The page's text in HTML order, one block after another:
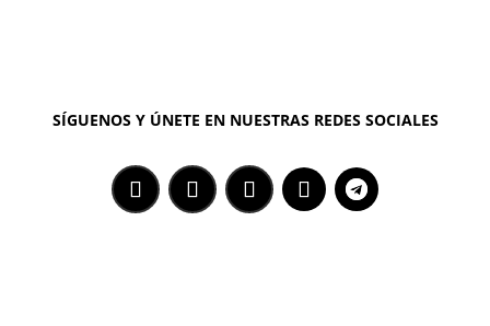
SÍGUENOS Y ÚNETE EN NUESTRAS REDES SOCIALES